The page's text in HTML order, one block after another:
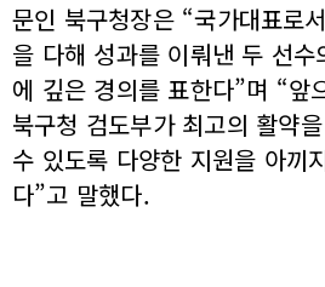
문인 북구청장은 “국가대표로
을 다해 성과를 이뤄낸 두 선수
에 깊은 경의를 표한다”며 “앞
북구청 검도부가 최고의 활약
수 있도록 다양한 지원을 아끼
다”고 말했다.